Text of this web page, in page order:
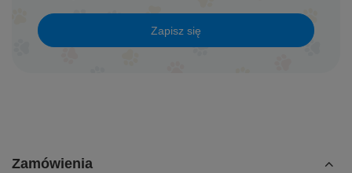
Zapisz się
Zamówienia